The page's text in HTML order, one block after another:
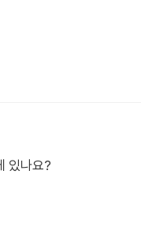
있나요?